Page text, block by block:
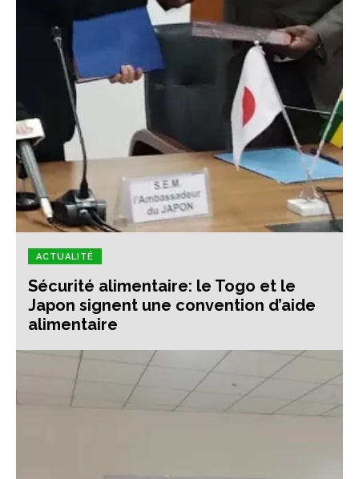
ACTUALITÉ
Sécurité alimentaire: le Togo et le
Japon signent une convention d’aide
alimentaire